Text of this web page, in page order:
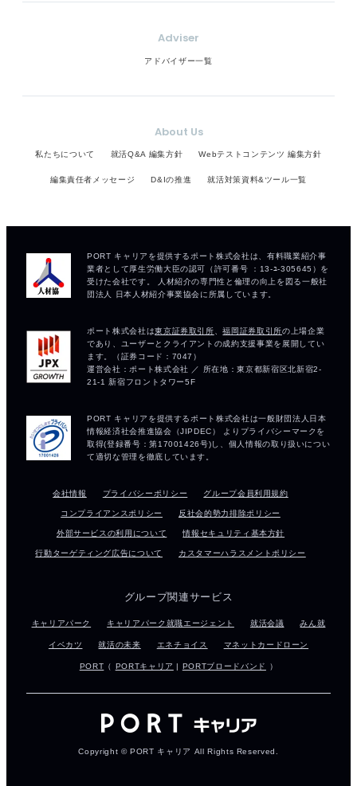
Adviser
アドバイザー一覧
About Us
私たちについて 就活Q&A 編集方針 Webテストコンテンツ 編集方針
編集責任者メッセージ D&Iの推進 就活対策資料&ツール一覧
会社情報 プライバシーポリシー グループ会員利用規約
コンプライアンスポリシー 反社会的勢力排除ポリシー
外部サービスの利用について 情報セキュリティ基本方針
行動ターゲティング広告について カスタマーハラスメントポリシー